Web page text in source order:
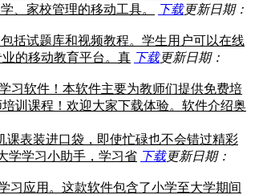
、家校管理的移动工具。
下载更新日期：
括试题库和视频教程。学生用户可以在线
的移动教育平台。真 下载更新日期：
习软件！本软件主要为教师们提供免费培
训课程！欢迎大家下载体验。软件介绍奥
课表装进口袋，即使忙碌也不会错过精彩
学学习小助手，学习省 下载更新日期：
习应用。这款软件包含了小学至大学期间